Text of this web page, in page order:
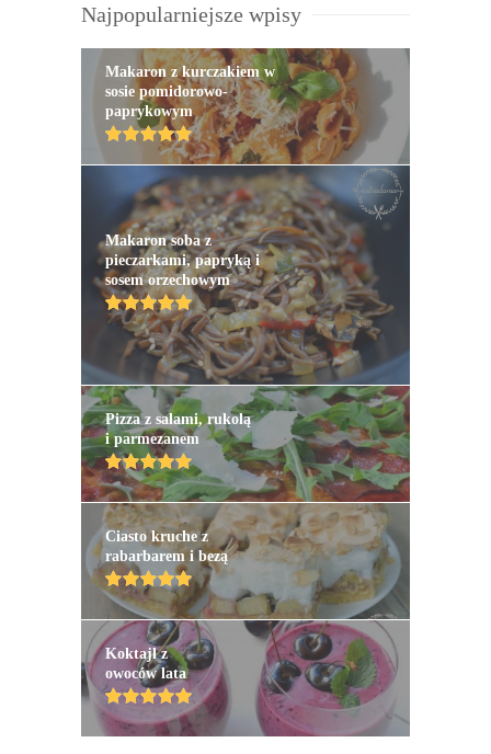
Najpopularniejsze wpisy
Makaron z kurczakiem w
sosie pomidorowo-
paprykowym
Makaron soba z
pieczarkami, papryką i
sosem orzechowym
Pizza z salami, rukolą
i parmezanem
Ciasto kruche z
rabarbarem i bezą
Koktajl z
owoców lata